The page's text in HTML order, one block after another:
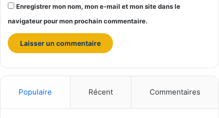
n
s
à
l
p
r
e
Enregistrer mon nom, mon e-mail et mon site dans le
navigateur pour mon prochain commentaire.
Populaire Récent Commentaires